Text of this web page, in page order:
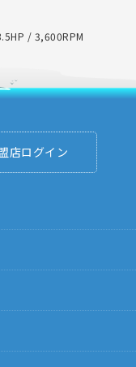
/ 3,600RPM
店ログイン